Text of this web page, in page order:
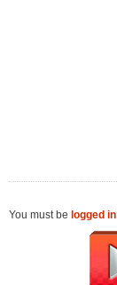
You must be logged in